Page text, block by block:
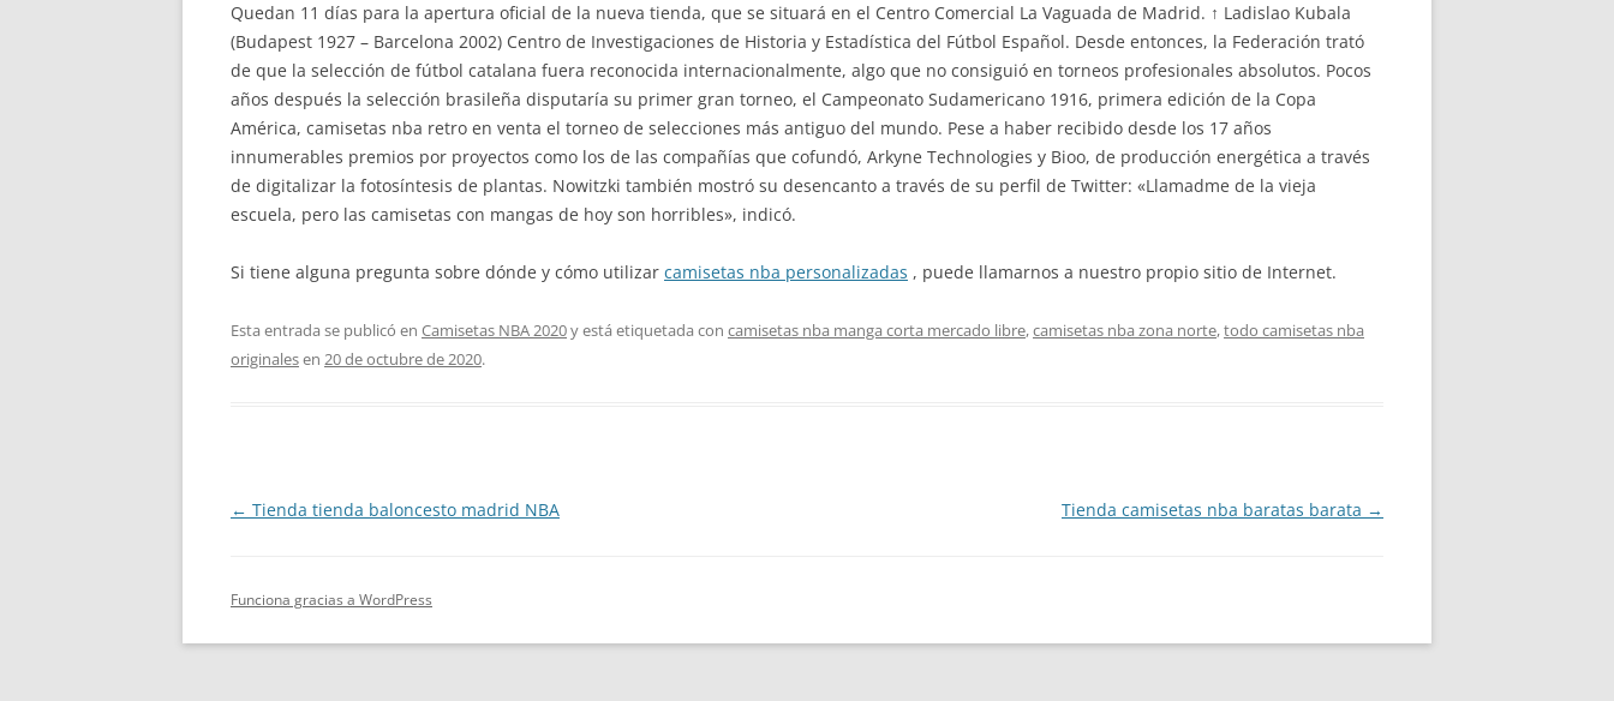
Quedan 11 días para la apertura oficial de la nueva tienda, que se situará en el Centro Comercial La Vaguada de Madrid. ↑ Ladislao Kubala
(Budapest 1927 – Barcelona 2002) Centro de Investigaciones de Historia y Estadística del Fútbol Español. Desde entonces, la Federación trató
de que la selección de fútbol catalana fuera reconocida internacionalmente, algo que no consiguió en torneos profesionales absolutos. Pocos
años después la selección brasileña disputaría su primer gran torneo, el Campeonato Sudamericano 1916, primera edición de la Copa
América, camisetas nba retro en venta el torneo de selecciones más antiguo del mundo. Pese a haber recibido desde los 17 años
innumerables premios por proyectos como los de las compañías que cofundó, Arkyne Technologies y Bioo, de producción energética a través
de digitalizar la fotosíntesis de plantas. Nowitzki también mostró su desencanto a través de su perfil de Twitter: «Llamadme de la vieja
escuela, pero las camisetas con mangas de hoy son horribles», indicó.
Si tiene alguna pregunta sobre dónde y cómo utilizar camisetas nba personalizadas , puede llamarnos a nuestro propio sitio de Internet.
Esta entrada se publicó en Camisetas NBA 2020y está etiquetada con camisetas nba manga corta mercado libre,camisetas nba zona norte,todo camisetas nba
originalesen 20 de octubre de 2020.
Navegación
← Tienda tienda baloncesto madrid NBA Tienda camisetas nba baratas barata →
Funciona gracias a WordPress